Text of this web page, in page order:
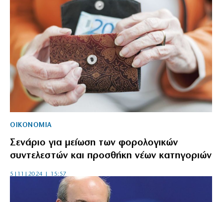
ΟΙΚΟΝΟΜΙΑ
Σενάριο για μείωση των φορολογικών
συντελεστών και προσθήκη νέων κατηγοριών
5|11|2024 | 15:57